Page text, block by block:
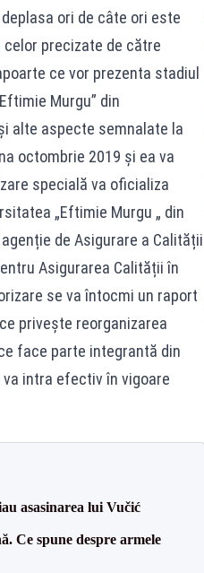
ori de câte ori este
precizate de către
ce vor prezenta stadiul
Murgu” din
alte aspecte semnalate la
octombrie 2019 și ea va
specială va oficializa
„Eftimie Murgu „ din
de Asigurare a Calității
Asigurarea Calității în
se va întocmi un raport
privește reorganizarea
face parte integrantă din
intra efectiv în vigoare
asasinarea lui Vučić
Ce spune despre armele